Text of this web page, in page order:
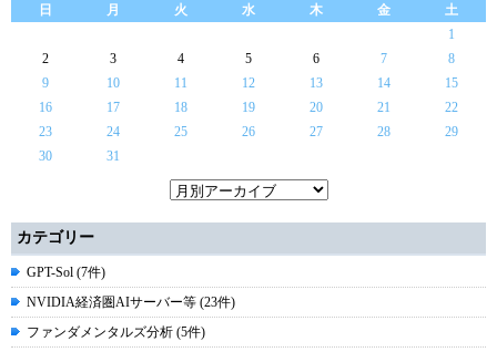
日
月 火 水 木 金
土
1
2
3 4 5 6 7
8
9
10 11 12 13 14
15
16
17 18 19 20 21
22
23
24 25 26 27 28
29
30
31
カテゴリー
GPT-Sol (7件)
NVIDIA経済圏AIサーバー等 (23件)
ファンダメンタルズ分析 (5件)